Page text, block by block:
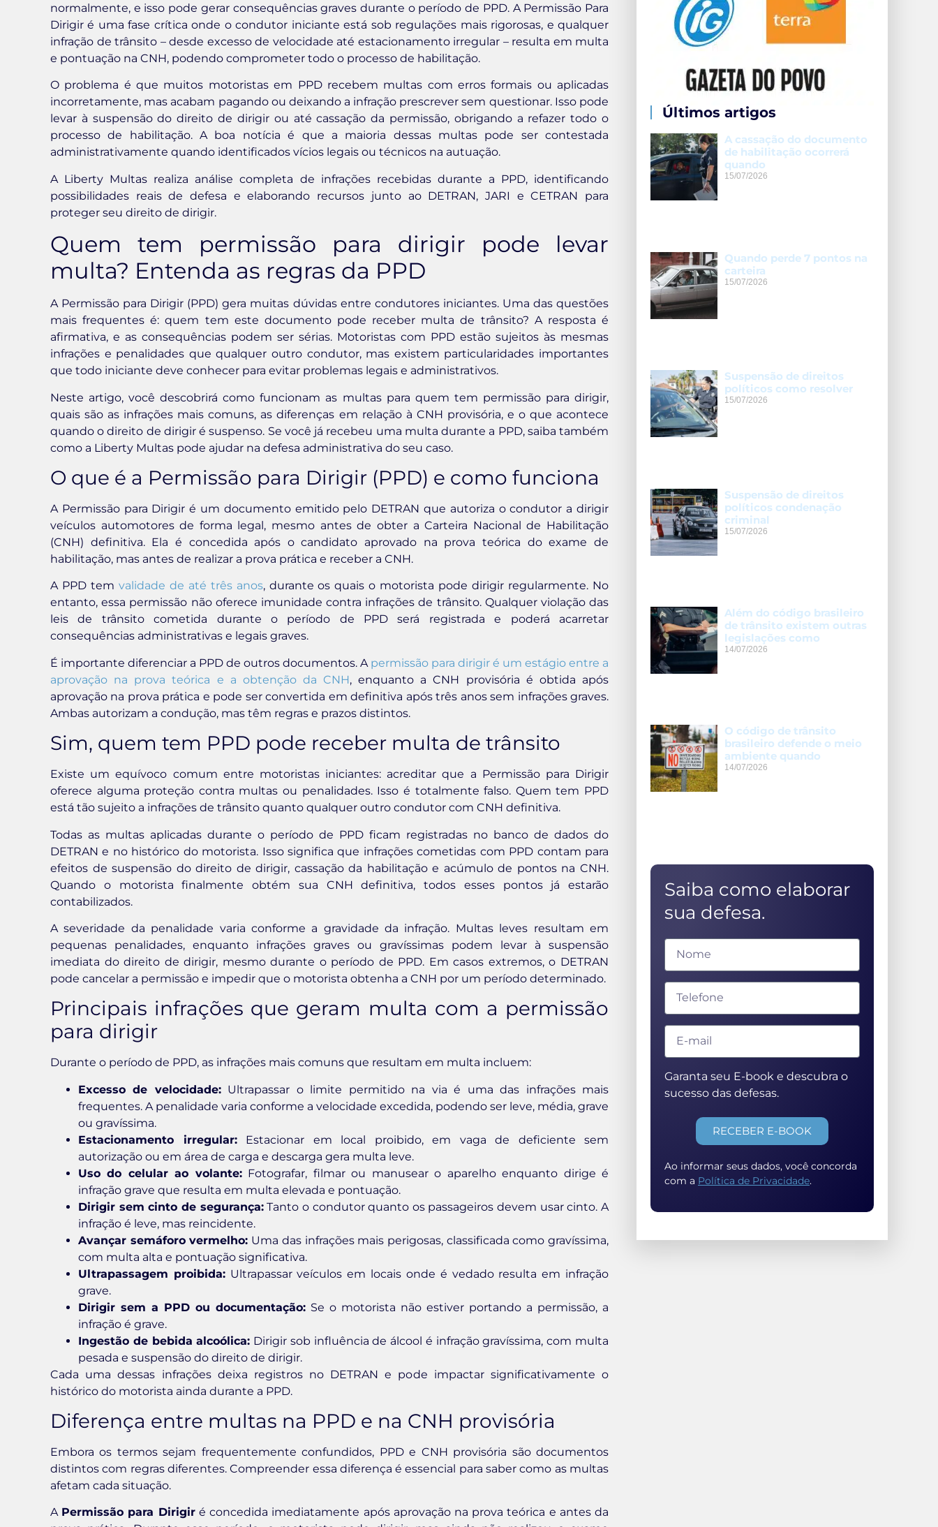
normalmente, e isso pode gerar consequências graves durante o período de PPD. A Permissão Para
Dirigir é uma fase crítica onde o condutor iniciante está sob regulações mais rigorosas, e qualquer
infração de trânsito – desde excesso de velocidade até estacionamento irregular – resulta em multa
e pontuação na CNH, podendo comprometer todo o processo de habilitação.
O problema é que muitos motoristas em PPD recebem multas com erros formais ou aplicadas
incorretamente, mas acabam pagando ou deixando a infração prescrever sem questionar. Isso pode
levar à suspensão do direito de dirigir ou até cassação da permissão, obrigando a refazer todo o
processo de habilitação. A boa notícia é que a maioria dessas multas pode ser contestada
administrativamente quando identificados vícios legais ou técnicos na autuação.
A Liberty Multas realiza análise completa de infrações recebidas durante a PPD, identificando
possibilidades reais de defesa e elaborando recursos junto ao DETRAN, JARI e CETRAN para
proteger seu direito de dirigir.
Quem tem permissão para dirigir pode levar
multa? Entenda as regras da PPD
A Permissão para Dirigir (PPD) gera muitas dúvidas entre condutores iniciantes. Uma das questões
mais frequentes é: quem tem este documento pode receber multa de trânsito? A resposta é
afirmativa, e as consequências podem ser sérias. Motoristas com PPD estão sujeitos às mesmas
infrações e penalidades que qualquer outro condutor, mas existem particularidades importantes
que todo iniciante deve conhecer para evitar problemas legais e administrativos.
Neste artigo, você descobrirá como funcionam as multas para quem tem permissão para dirigir,
quais são as infrações mais comuns, as diferenças em relação à CNH provisória, e o que acontece
quando o direito de dirigir é suspenso. Se você já recebeu uma multa durante a PPD, saiba também
como a Liberty Multas pode ajudar na defesa administrativa do seu caso.
O que é a Permissão para Dirigir (PPD) e como funciona
A Permissão para Dirigir é um documento emitido pelo DETRAN que autoriza o condutor a dirigir
veículos automotores de forma legal, mesmo antes de obter a Carteira Nacional de Habilitação
(CNH) definitiva. Ela é concedida após o candidato aprovado na prova teórica do exame de
habilitação, mas antes de realizar a prova prática e receber a CNH.
A PPD tem validade de até três anos, durante os quais o motorista pode dirigir regularmente. No
entanto, essa permissão não oferece imunidade contra infrações de trânsito. Qualquer violação das
leis de trânsito cometida durante o período de PPD será registrada e poderá acarretar
consequências administrativas e legais graves.
É importante diferenciar a PPD de outros documentos. A permissão para dirigir é um estágio entre a
aprovação na prova teórica e a obtenção da CNH, enquanto a CNH provisória é obtida após
aprovação na prova prática e pode ser convertida em definitiva após três anos sem infrações graves.
Ambas autorizam a condução, mas têm regras e prazos distintos.
Sim, quem tem PPD pode receber multa de trânsito
Existe um equívoco comum entre motoristas iniciantes: acreditar que a Permissão para Dirigir
oferece alguma proteção contra multas ou penalidades. Isso é totalmente falso. Quem tem PPD
está tão sujeito a infrações de trânsito quanto qualquer outro condutor com CNH definitiva.
Todas as multas aplicadas durante o período de PPD ficam registradas no banco de dados do
DETRAN e no histórico do motorista. Isso significa que infrações cometidas com PPD contam para
efeitos de suspensão do direito de dirigir, cassação da habilitação e acúmulo de pontos na CNH.
Quando o motorista finalmente obtém sua CNH definitiva, todos esses pontos já estarão
contabilizados.
A severidade da penalidade varia conforme a gravidade da infração. Multas leves resultam em
pequenas penalidades, enquanto infrações graves ou gravíssimas podem levar à suspensão
imediata do direito de dirigir, mesmo durante o período de PPD. Em casos extremos, o DETRAN
pode cancelar a permissão e impedir que o motorista obtenha a CNH por um período determinado.
Principais infrações que geram multa com a permissão
para dirigir
Durante o período de PPD, as infrações mais comuns que resultam em multa incluem:
Excesso de velocidade:Ultrapassar o limite permitido na via é uma das infrações mais
frequentes. A penalidade varia conforme a velocidade excedida, podendo ser leve, média, grave
ou gravíssima.
Estacionamento irregular:Estacionar em local proibido, em vaga de deficiente sem
autorização ou em área de carga e descarga gera multa leve.
Uso do celular ao volante:Fotografar, filmar ou manusear o aparelho enquanto dirige é
infração grave que resulta em multa elevada e pontuação.
Dirigir sem cinto de segurança:Tanto o condutor quanto os passageiros devem usar cinto. A
infração é leve, mas reincidente.
Avançar semáforo vermelho: Uma das infrações mais perigosas, classificada como gravíssima,
com multa alta e pontuação significativa.
Ultrapassagem proibida:Ultrapassar veículos em locais onde é vedado resulta em infração
grave.
Dirigir sem a PPD ou documentação: Se o motorista não estiver portando a permissão, a
infração é grave.
Ingestão de bebida alcoólica: Dirigir sob influência de álcool é infração gravíssima, com multa
pesada e suspensão do direito de dirigir.
Cada uma dessas infrações deixa registros no DETRAN e pode impactar significativamente o
histórico do motorista ainda durante a PPD.
Diferença entre multas na PPD e na CNH provisória
Embora os termos sejam frequentemente confundidos, PPD e CNH provisória são documentos
distintos com regras diferentes. Compreender essa diferença é essencial para saber como as multas
afetam cada situação.
A Permissão para Dirigiré concedida imediatamente após aprovação na prova teórica e antes da
Últimos artigos
A cassação do documento
de habilitação ocorrerá
quando
15/07/2026
Quando perde 7 pontos na
carteira
15/07/2026
Suspensão de direitos
políticos como resolver
15/07/2026
Suspensão de direitos
políticos condenação
criminal
15/07/2026
Além do código brasileiro
de trânsito existem outras
legislações como
14/07/2026
O código de trânsito
brasileiro defende o meio
ambiente quando
14/07/2026
Saiba como elaborar
sua defesa.
Garanta seu E-book e descubra o
sucesso das defesas.
RECEBER E-BOOK
Ao informar seus dados, você concorda
com a Política de Privacidade.